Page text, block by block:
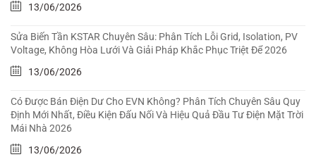
13/06/2026
Sửa Biến Tần KSTAR Chuyên Sâu: Phân Tích Lỗi Grid, Isolation, PV
Voltage, Không Hòa Lưới Và Giải Pháp Khắc Phục Triệt Để 2026
13/06/2026
Có Được Bán Điện Dư Cho EVN Không? Phân Tích Chuyên Sâu Quy
Định Mới Nhất, Điều Kiện Đấu Nối Và Hiệu Quả Đầu Tư Điện Mặt Trời
Mái Nhà 2026
13/06/2026